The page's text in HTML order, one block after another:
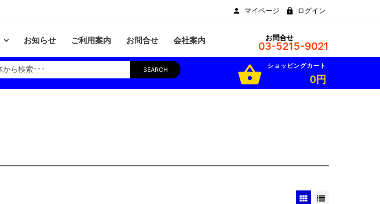
マイページ ログイン
お知らせ ご利用案内 お問合せ 会社案内 お問合せ
03-5215-9021
SEARCH shopping_basket ショッピングカート
0円